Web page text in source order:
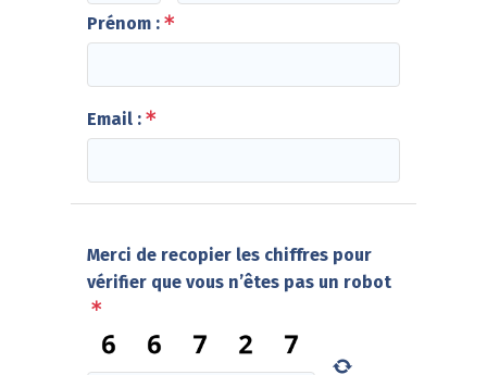
Prénom :
Email :
Merci de recopier les chiffres pour
vérifier que vous n’êtes pas un robot